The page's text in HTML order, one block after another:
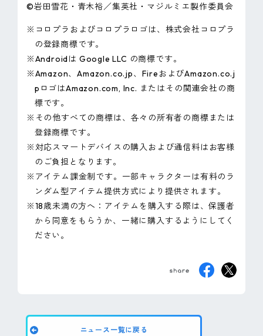
©岩田雪花・青木裕／集英社・マジルミエ製作委員会
※コロプラおよびコロプラロゴは、株式会社コロプラ
の登録商標です。
※Androidは Google LLC の商標です。
※Amazon、Amazon.co.jp、FireおよびAmazon.co.j
pロゴはAmazon.com, Inc. またはその関連会社の商
標です。
※その他すべての商標は、各々の所有者の商標または
登録商標です。
※対応スマートデバイスの購入および通信料はお客様
のご負担となります。
※アイテム課金制です。一部キャラクターは有料のラ
ンダム型アイテム提供方式により提供されます。
※18歳未満の方へ：アイテムを購入する際は、保護者
から同意をもらうか、一緒に購入するようにしてく
ださい。
ニュース一覧に戻る